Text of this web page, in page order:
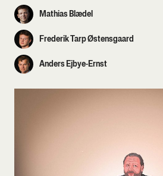
Mathias Blædel
Frederik Tarp Østensgaard
Anders Ejbye-Ernst